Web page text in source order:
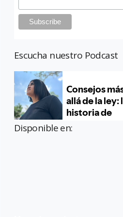
Escucha nuestro Podcast
Disponible en: